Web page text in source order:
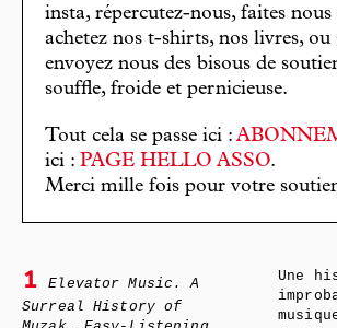
insta, répercutez-nous, faites nous
achetez nos t-shirts, nos livres,
envoyez nous des bisous de
souffle, froide et pernicieuse.
Tout cela se passe ici :
ici : PAGE HELLO ASSO.
Merci mille fois pour votre
1
Elevator Music. A
Surreal History of
Une